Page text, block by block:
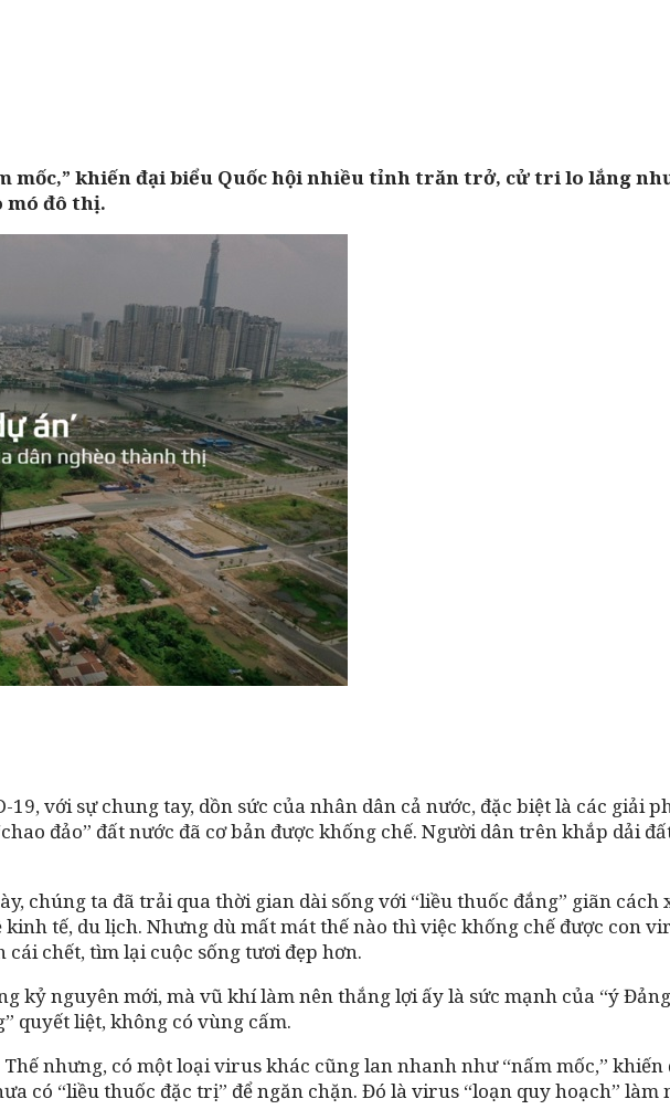
mốc,” khiến đại biểu Quốc hội nhiều tỉnh trăn trở, cử tri lo lắng
mó đô thị.
19, với sự chung tay, dồn sức của nhân dân cả nước, đặc biệt là các giải
đảo” đất nước đã cơ bản được khống chế. Người dân trên khắp dải
chúng ta đã trải qua thời gian dài sống với “liều thuốc đắng” giãn
tế, du lịch. Nhưng dù mất mát thế nào thì việc khống chế được con
chết, tìm lại cuộc sống tươi đẹp hơn.
kỷ nguyên mới, mà vũ khí làm nên thắng lợi ấy là sức mạnh của “ý
quyết liệt, không có vùng cấm.
nhưng, có một loại virus khác cũng lan nhanh như “nấm mốc,”
có “liều thuốc đặc trị” để ngăn chặn. Đó là virus “loạn quy hoạch”